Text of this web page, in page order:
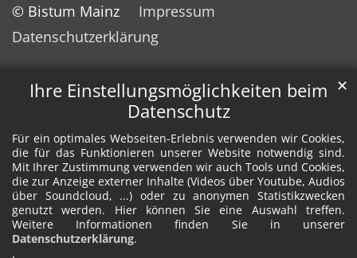
Ihre Einstellungsmöglichkeiten beim
Datenschutz
Für ein optimales Webseiten-Erlebnis verwenden wir Cookies,
die für das Funktionieren unserer Website notwendig sind.
Mit Ihrer Zustimmung verwenden wir auch Tools und Cookies,
die zur Anzeige externer Inhalte (Videos über Youtube, Audios
über Soundcloud, ...) oder zu anonymen Statistikzwecken
genutzt werden. Hier können Sie eine Auswahl treffen.
Weitere Informationen finden Sie in unserer
Datenschutzerklärung.
✕
© Bistum Mainz
Impressum
Datenschutzerklärung